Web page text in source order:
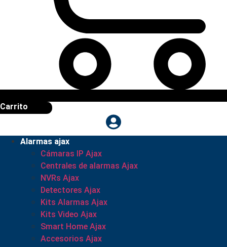
Carrito
Alarmas ajax
Cámaras IP Ajax
Centrales de alarmas Ajax
NVRs Ajax
Detectores Ajax
Kits Alarmas Ajax
Kits Video Ajax
Smart Home Ajax
Accesorios Ajax